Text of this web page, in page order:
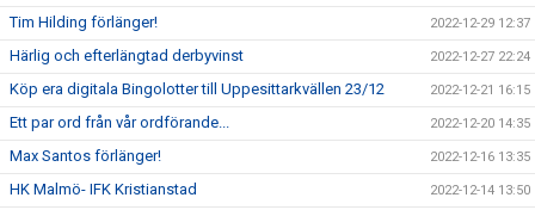
Tim Hilding förlänger! 2022-12-29 12:37
Härlig och efterlängtad derbyvinst 2022-12-27 22:24
Köp era digitala Bingolotter till Uppesittarkvällen 23/12 2022-12-21 16:15
Ett par ord från vår ordförande... 2022-12-20 14:35
Max Santos förlänger! 2022-12-16 13:35
HK Malmö- IFK Kristianstad 2022-12-14 13:50